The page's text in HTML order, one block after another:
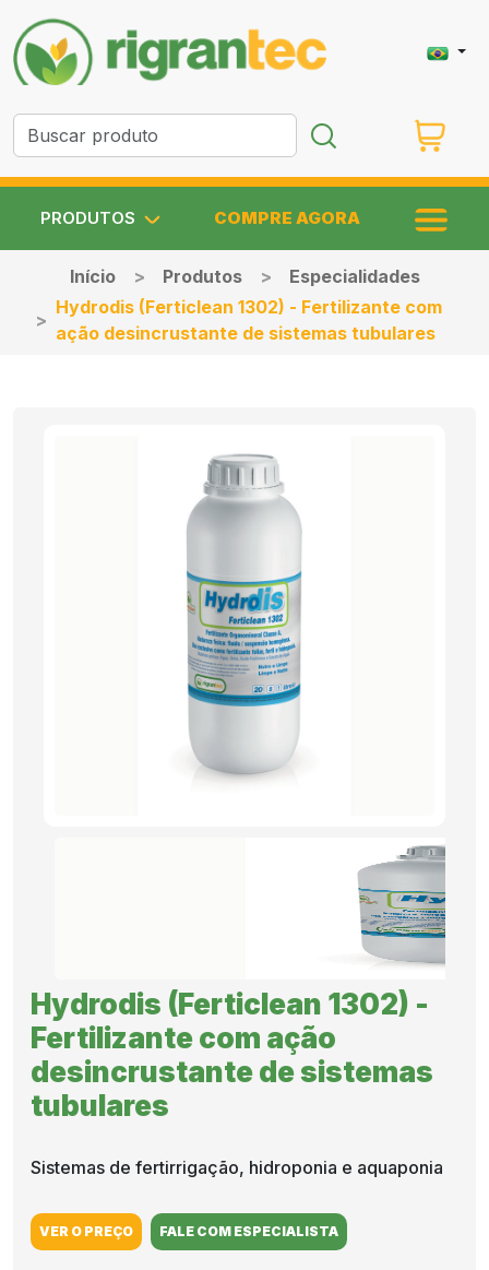
PRODUTOS COMPRE AGORA
RIGRANTEC
REPRESENTANTE
DE VENDAS
Início Produtos
Especialidades
Hydrodis (Ferticlean 1302) - Fertilizante com
ação desincrustante de sistemas tubulares
Hydrodis (Ferticlean 1302) -
Fertilizante com ação
desincrustante de sistemas
tubulares
Sistemas de fertirrigação, hidroponia e aquaponia
VER O PREÇO FALE COM ESPECIALISTA